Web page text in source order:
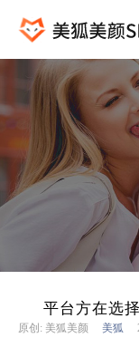
平台方在选
原创: 美狐美颜 美狐